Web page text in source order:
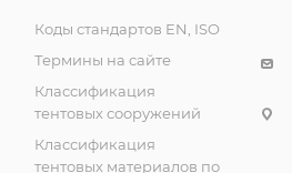
Коды стандартов EN, ISO
Термины на сайте
Классификация
тентовых сооружений
Классификация
тентовых материалов по